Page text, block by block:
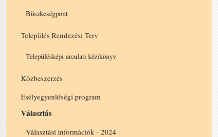
Büszkeségpont
Település Rendezési Terv
Településképi arculati kézikönyv
Közbeszerzés
Esélyegyenlőségi program
Választás
Választási információk - 2024